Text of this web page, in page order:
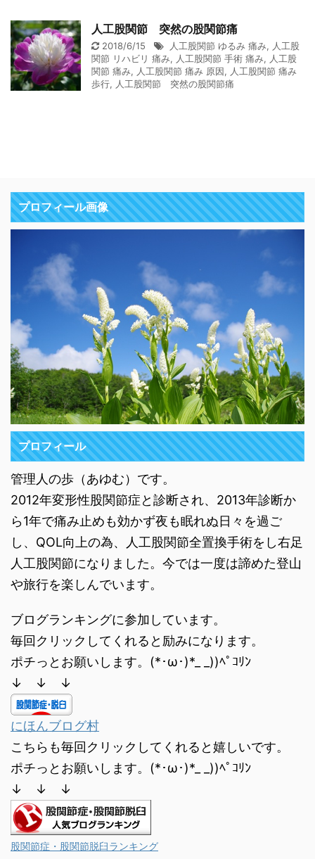
人工股関節 突然の股関節痛
2018/6/15 人工股関節 ゆるみ 痛み, 人工股
関節 リハビリ 痛み, 人工股関節 手術 痛み, 人工股
関節 痛み, 人工股関節 痛み 原因, 人工股関節 痛み
歩行, 人工股関節 突然の股関節痛
プロフィール画像
プロフィール
管理人の歩（あゆむ）です。
2012年変形性股関節症と診断され、2013年診断か
ら1年で痛み止めも効かず夜も眠れぬ日々を過ご
し、QOL向上の為、人工股関節全置換手術をし右足
人工股関節になりました。今では一度は諦めた登山
や旅行を楽しんでいます。
ブログランキングに参加しています。
毎回クリックしてくれると励みになります。
ポチっとお願いします。(*･ω･)*_ _))ﾍﾟｺﾘﾝ
↓ ↓ ↓
にほんブログ村
こちらも毎回クリックしてくれると嬉しいです。
ポチっとお願いします。(*･ω･)*_ _))ﾍﾟｺﾘﾝ
↓ ↓ ↓
股関節症・股関節脱臼ランキング